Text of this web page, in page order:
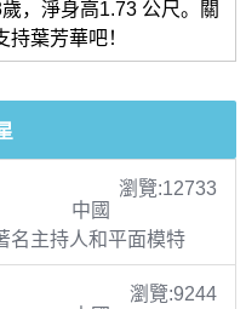
，淨身高1.73 公尺。關
葉芳華吧！
瀏覽:12733
中國
名主持人和平面模特
瀏覽:9244